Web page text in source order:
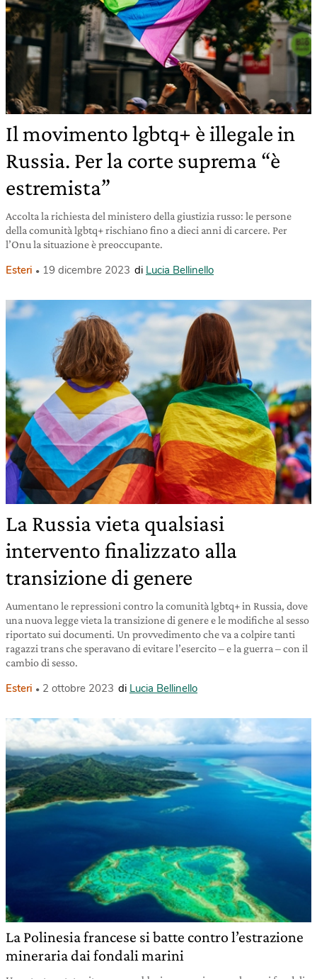
Il movimento lgbtq+ è illegale in
Russia. Per la corte suprema “è
estremista”
Accolta la richiesta del ministero della giustizia russo: le persone
della comunità lgbtq+ rischiano fino a dieci anni di carcere. Per
l’Onu la situazione è preoccupante.
Esteri 19 dicembre 2023 di Lucia Bellinello
La Russia vieta qualsiasi
intervento finalizzato alla
transizione di genere
Aumentano le repressioni contro la comunità lgbtq+ in Russia, dove
una nuova legge vieta la transizione di genere e le modifiche al sesso
riportato sui documenti. Un provvedimento che va a colpire tanti
ragazzi trans che speravano di evitare l’esercito – e la guerra – con il
cambio di sesso.
Esteri 2 ottobre 2023 di Lucia Bellinello
La Polinesia francese si batte contro l’estrazione
mineraria dai fondali marini